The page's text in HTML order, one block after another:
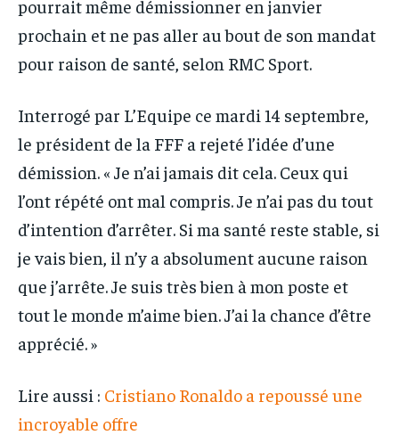
pourrait même démissionner en janvier
prochain et ne pas aller au bout de son mandat
pour raison de santé, selon RMC Sport.
Interrogé par L’Equipe ce mardi 14 septembre,
le président de la FFF a rejeté l’idée d’une
démission. « Je n’ai jamais dit cela. Ceux qui
l’ont répété ont mal compris. Je n’ai pas du tout
d’intention d’arrêter. Si ma santé reste stable, si
je vais bien, il n’y a absolument aucune raison
que j’arrête. Je suis très bien à mon poste et
tout le monde m’aime bien. J’ai la chance d’être
apprécié. »
Lire aussi : Cristiano Ronaldo a repoussé une
incroyable offre